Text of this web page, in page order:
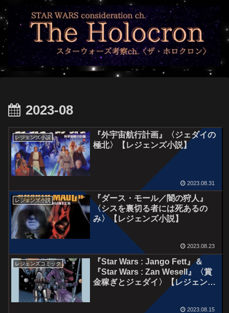
2023-08
レジェンズ小説
『外宇宙航行計画』〈ジェダイの
極北〉【レジェンズ小説】
2023.08.31
レジェンズ小説
『ダース・モール／闇の狩人』
〈シスを裏切る者には死あるの
み〉【レジェンズ小説】
2023.08.23
レジェンズコミック
『Star Wars : Jango Fett』＆
『Star Wars : Zan Wesell』〈賞
金稼ぎとジェダイ〉【レジェンズ
コミック】（未邦訳）
2023.08.15